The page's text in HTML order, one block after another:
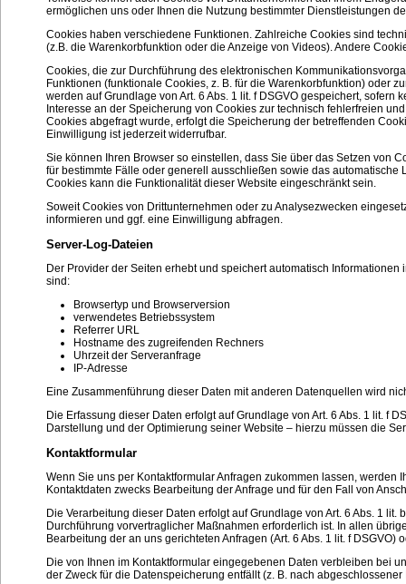
ermöglichen uns oder Ihnen die Nutzung bestimmter Dienstleistungen
Cookies haben verschiedene Funktionen. Zahlreiche Cookies sind
(z.B. die Warenkorbfunktion oder die Anzeige von Videos). Andere
Cookies, die zur Durchführung des elektronischen
Funktionen (funktionale Cookies, z. B. für die Warenkorbfunktion) oder
werden auf Grundlage von Art. 6 Abs. 1 lit. f DSGVO gespeichert,
Interesse an der Speicherung von Cookies zur technisch fehlerfreien
Cookies abgefragt wurde, erfolgt die Speicherung der betreffenden
Einwilligung ist jederzeit widerrufbar.
Sie können Ihren Browser so einstellen, dass Sie über das Setzen von
für bestimmte Fälle oder generell ausschließen sowie das
Cookies kann die Funktionalität dieser Website eingeschränkt sein.
Soweit Cookies von Drittunternehmen oder zu Analysezwecken
informieren und ggf. eine Einwilligung abfragen.
Server-Log-Dateien
Der Provider der Seiten erhebt und speichert automatisch
sind:
Browsertyp und Browserversion
verwendetes Betriebssystem
Referrer URL
Hostname des zugreifenden Rechners
Uhrzeit der Serveranfrage
IP-Adresse
Eine Zusammenführung dieser Daten mit anderen Datenquellen wird
Die Erfassung dieser Daten erfolgt auf Grundlage von Art. 6 Abs. 1 lit. f
Darstellung und der Optimierung seiner Website – hierzu müssen die
Kontaktformular
Wenn Sie uns per Kontaktformular Anfragen zukommen lassen,
Kontaktdaten zwecks Bearbeitung der Anfrage und für den Fall von
Die Verarbeitung dieser Daten erfolgt auf Grundlage von Art. 6 Abs. 1
Durchführung vorvertraglicher Maßnahmen erforderlich ist. In allen
Bearbeitung der an uns gerichteten Anfragen (Art. 6 Abs. 1 lit. f
Die von Ihnen im Kontaktformular eingegebenen Daten verbleiben bei
der Zweck für die Datenspeicherung entfällt (z. B. nach